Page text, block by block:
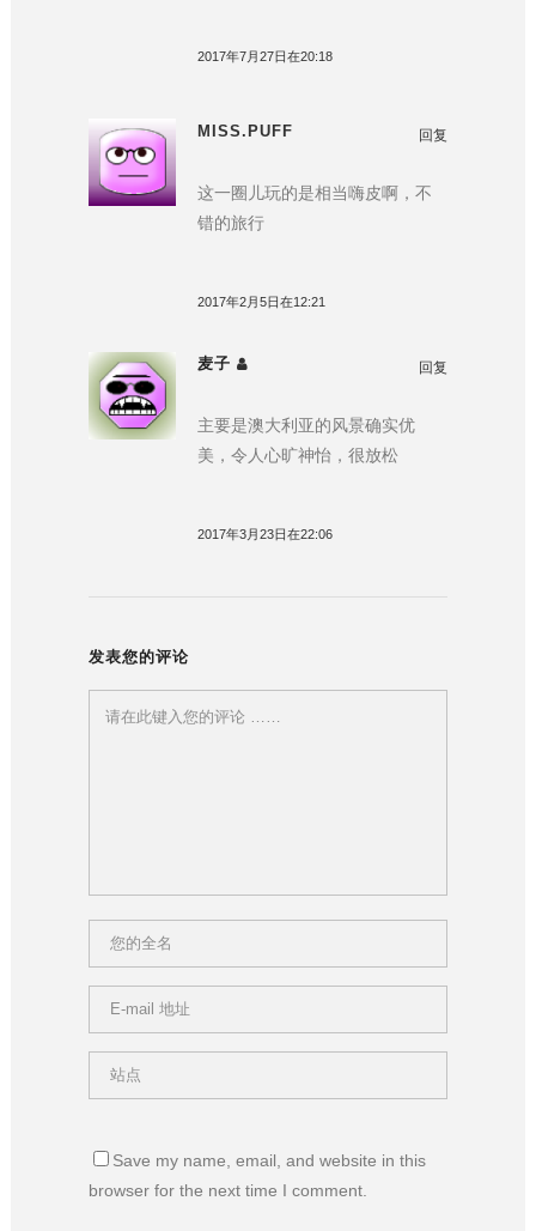
2017年7月27日在20:18
MISS.PUFF 回复
这一圈儿玩的是相当嗨皮啊，不
错的旅行
2017年2月5日在12:21
麦子 回复
主要是澳大利亚的风景确实优
美，令人心旷神怡，很放松
2017年3月23日在22:06
发表您的评论
Save my name, email, and website in this
browser for the next time I comment.